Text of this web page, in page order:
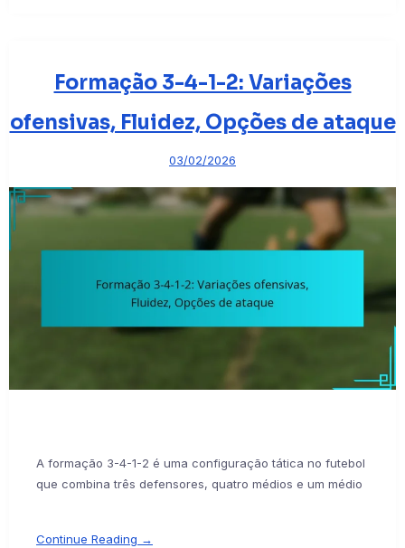
Formação 3-4-1-2: Variações
ofensivas, Fluidez, Opções de ataque
03/02/2026
A formação 3-4-1-2 é uma configuração tática no futebol
que combina três defensores, quatro médios e um médio
Continue Reading →